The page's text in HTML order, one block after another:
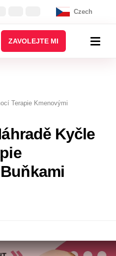
Czech
ZAVOLEJTE MI
Terapie Kmenovými
Kyčle